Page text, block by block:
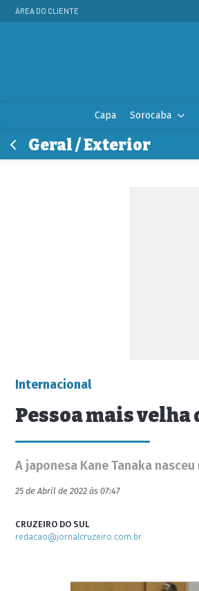
ÁREA DO CLIENTE
Capa Sorocaba
Geral / Exterior
Internacional
Pessoa mais velha
A japonesa Kane Tanaka
25 de Abril de 2022 às 07:47
CRUZEIRO DO SUL
redacao@jornalcruzeiro.com.br